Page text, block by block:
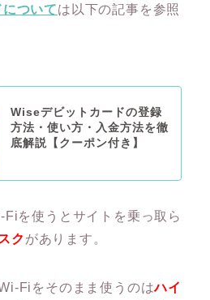
ついては以下の記事を参照
Wiseデビットカードの登録
方法・使い方・入金方法を徹
底解説【クーポン付き】
Fiを使うとサイトを乗っ取ら
ク があります。
Fiをそのまま使うのはハイ